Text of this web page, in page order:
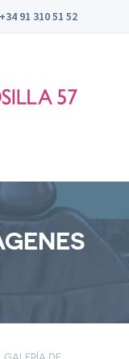
+34 91 310 51 52
GALERÍA DE